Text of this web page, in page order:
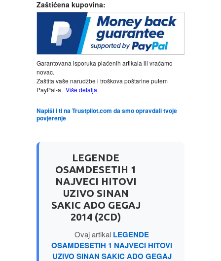
KUVARI
LJUBAVNI
MITOLOGIJA
NAUČNA FANTASTIKA
POEZIJA
POPULARNA PSIHOLOGIJA
PRIČE
PUBLICISTIKA
Zaštićena kupovina:
Garantovana isporuka plaćenih artikala ili vraćamo
novac.
Zaštita vaše narudžbe i troškova poštarine putem
PayPal-a. Više detalja
Napiši i ti na Trustpilot.com da smo opravdali tvoje
povjerenje
LEGENDE
OSAMDESETIH 1
NAJVECI HITOVI
UZIVO SINAN
SAKIC ADO GEGAJ
2014 (2CD)
Ovaj artikal LEGENDE
OSAMDESETIH 1 NAJVECI HITOVI
UZIVO SINAN SAKIC ADO GEGAJ